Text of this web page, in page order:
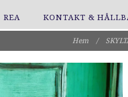
REA KONTAKT &
Hem /